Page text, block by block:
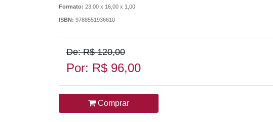
Formato: 23,00 x 16,00 x 1,00
ISBN: 9788551936610
De: R$ 120,00
Por: R$ 96,00
Comprar